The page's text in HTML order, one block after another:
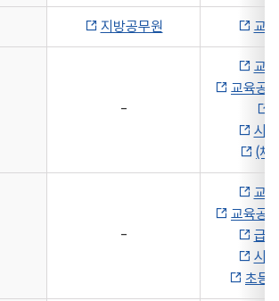
지방공무원 교
-
교
교육공
시
(채
-
교
교육공
급
시
초등